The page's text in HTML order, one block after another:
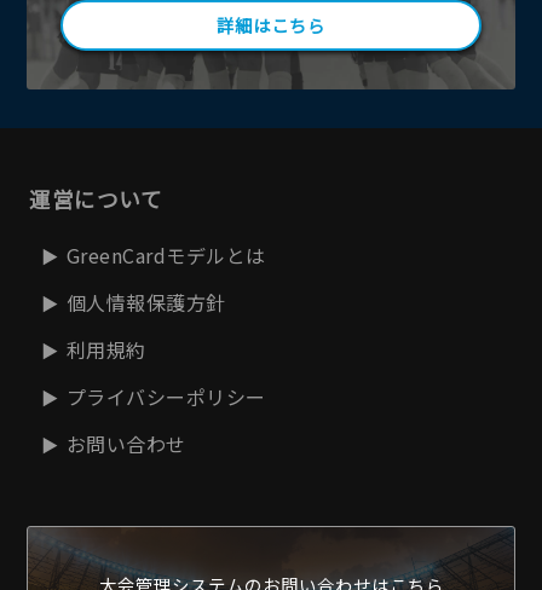
詳細はこちら
運営について
GreenCardモデルとは
個人情報保護方針
利用規約
プライバシーポリシー
お問い合わせ
大会管理システムのお問い合わせはこちら